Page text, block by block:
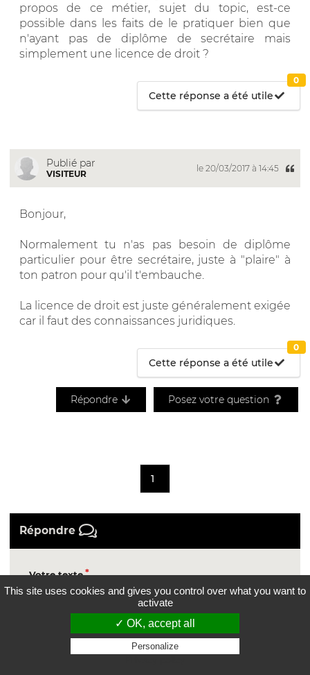
propos de ce métier, sujet du topic, est-ce
possible dans les faits de le pratiquer bien que
n'ayant pas de diplôme de secrétaire mais
simplement une licence de droit ?
Cette réponse a été utile
0
Publié par
VISITEUR
le 20/03/2017 à 14:45
Bonjour,
Normalement tu n'as pas besoin de diplôme
particulier pour être secrétaire, juste à "plaire" à
ton patron pour qu'il t'embauche.
La licence de droit est juste généralement exigée
car il faut des connaissances juridiques.
Cette réponse a été utile
0
Répondre Posez votre question
1
Répondre
Votre texte
This site uses cookies and gives you control over what you want to
activate
✓ OK, accept all
Personalize